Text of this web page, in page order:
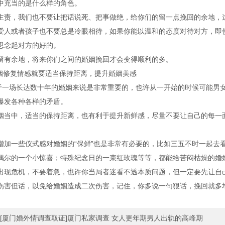
充当的是什么样的角色。
责，我们也不要让把话说死、把事做绝，给你们的留一点挽回的余地，
人或者孩子也不要总是冷眼相待，如果你能以温和的态度对待对方，
念起对方的好的。
有余地，将来你们之间的婚姻挽回才会变得顺利的多。
修复情感就要适当保持距离，提升婚姻美感
一场长达数十年的婚姻来说是非常重要的，也许从一开始的时候可能
发各种各样的矛盾。
当中，适当的保持距离，也有利于提升新鲜感，尽量不要让自己的每
加一些仪式感对婚姻的“保鲜”也是非常有必要的，比如三五不时一起
尔的一个小惊喜；特殊纪念日的一束红玫瑰等等，都能给苦闷枯燥的婚
现危机，不要着急，也许你当局者迷看不透本质问题，但一定要先让
害但话，以免给婚姻造成二次伤害，记住，你多说一句狠话，挽回就多
[厦门婚外情调查取证]厦门私家调查 女人更年期男人出轨的高峰期